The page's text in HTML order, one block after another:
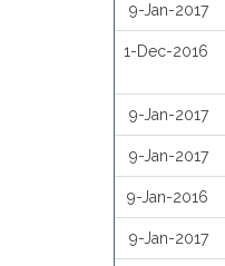
9-Jan-2017
1-Dec-2016
9-Jan-2017
9-Jan-2017
9-Jan-2016
9-Jan-2017